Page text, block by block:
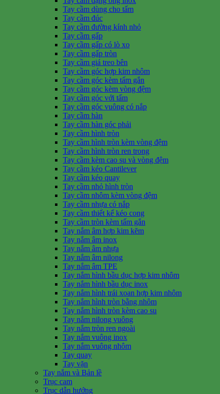
Tay cầm dùng cho tấm
Tay cầm đúc
Tay cầm đường kính nhỏ
Tay cầm gấp
Tay cầm gấp có lò xo
Tay cầm gấp tròn
Tay cầm giá treo bên
Tay cầm góc hợp kim nhôm
Tay cầm góc kèm tấm gắn
Tay cầm góc kèm vòng đệm
Tay cầm góc với tấm
Tay cầm góc vuông có nắp
Tay cầm hàn
Tay cầm hàn góc phải
Tay cầm hình tròn
Tay cầm hình tròn kèm vòng đệm
Tay cầm hình tròn ren trong
Tay cầm kèm cao su và vòng đệm
Tay cầm kéo Cantilever
Tay cầm kéo quay
Tay cầm nhỏ hình tròn
Tay cầm nhôm kèm vòng đệm
Tay cầm nhựa có nắp
Tay cầm thiết kế kéo cong
Tay cầm tròn kèm tấm gắn
Tay nắm âm hợp kim kẽm
Tay nắm âm inox
Tay nắm âm nhựa
Tay nắm âm nilong
Tay nắm âm TPE
Tay nắm hình bầu dục hợp kim nhôm
Tay nắm hình bầu dục inox
Tay nắm hình trái xoan hợp kim nhôm
Tay nắm hình tròn bằng nhôm
Tay nắm hình tròn kèm cao su
Tay nắm nilong vuông
Tay nắm tròn ren ngoài
Tay nắm vuông inox
Tay nắm vuông nhôm
Tay quay
Tay vặn
Tay nắm và Bản lề
Trục cam
Trục dẫn hướng